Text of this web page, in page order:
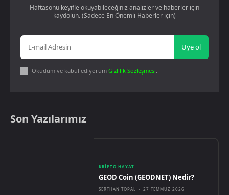
Haftasonu keyifle okuyabileceğiniz analizler ve haberler için
kaydolun. (Sadece En Önemli Haberler için)
Üye ol
Okudum ve kabul ediyorum Gizlilik Sözleşmesi
Son Yazılarımız
KRIPTO HAYAT
GEOD Coin (GEODNET) Nedir?
SERTHAN TOPAL - 27 TEMMUZ 2026